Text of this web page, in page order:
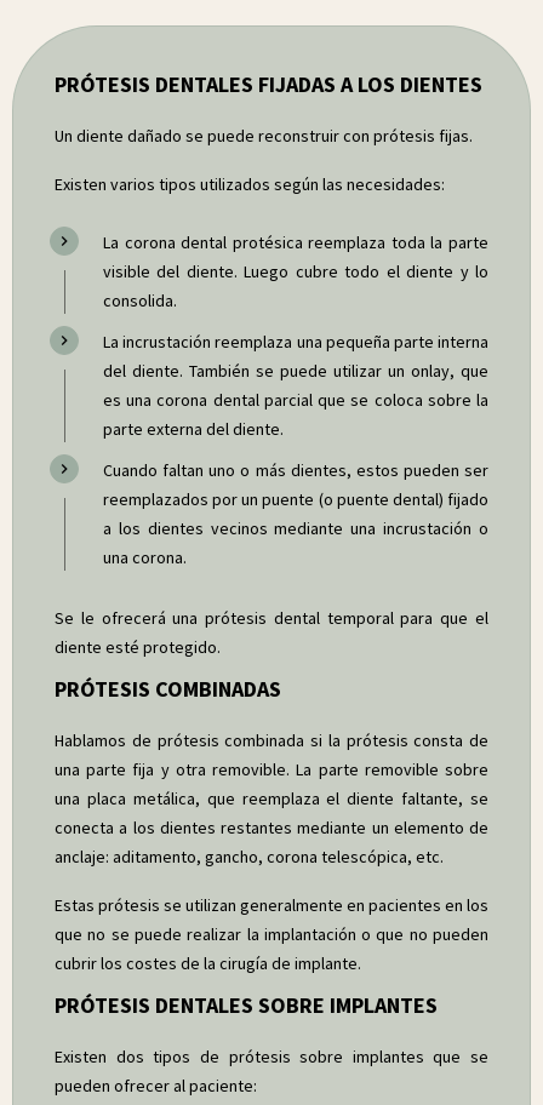
PRÓTESIS DENTALES FIJADAS A LOS DIENTES
Un diente dañado se puede reconstruir con prótesis fijas.
Existen varios tipos utilizados según las necesidades:
La corona dental protésica reemplaza toda la parte
visible del diente. Luego cubre todo el diente y lo
consolida.
La incrustación reemplaza una pequeña parte interna
del diente. También se puede utilizar un onlay, que
es una corona dental parcial que se coloca sobre la
parte externa del diente.
Cuando faltan uno o más dientes, estos pueden ser
reemplazados por un puente (o puente dental) fijado
a los dientes vecinos mediante una incrustación o
una corona.
Se le ofrecerá una prótesis dental temporal para que el
diente esté protegido.
PRÓTESIS COMBINADAS
Hablamos de prótesis combinada si la prótesis consta de
una parte fija y otra removible. La parte removible sobre
una placa metálica, que reemplaza el diente faltante, se
conecta a los dientes restantes mediante un elemento de
anclaje: aditamento, gancho, corona telescópica, etc.
Estas prótesis se utilizan generalmente en pacientes en los
que no se puede realizar la implantación o que no pueden
cubrir los costes de la cirugía de implante.
PRÓTESIS DENTALES SOBRE IMPLANTES
Existen dos tipos de prótesis sobre implantes que se
pueden ofrecer al paciente: